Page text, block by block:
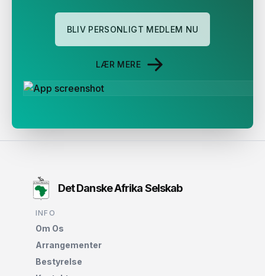
BLIV PERSONLIGT MEDLEM NU
LÆR MERE
Det Danske Afrika Selskab
INFO
Om Os
Arrangementer
Bestyrelse